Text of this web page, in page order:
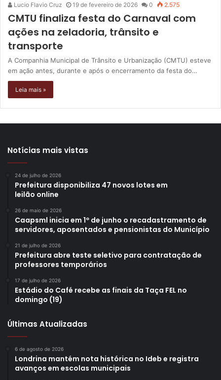
Lucio Flavio Cruz 19 de fevereiro de 2026 0 2.575
CMTU finaliza festa do Carnaval com
ações na zeladoria, trânsito e
transporte
A Companhia Municipal de Trânsito e Urbanização (CMTU) esteve
em ação antes, durante e após o encerramento da festa do…
Leia mais »
Notícias mais vistas
24 de julho de 2026
Prefeitura disponibiliza 47 novos lotes em
leilão online
26 de maio de 2026
Caapsml inicia em 1º de junho o recadastramento de
servidores, aposentados e pensionistas do Município
21 de julho de 2026
Prefeitura abre teste seletivo para contratação de
professores temporários
17 de julho de 2026
Estádio do Café recebe as finais da Taça FEL no
domingo (19)
Últimas Atualizadas
6 de agosto de 2026
Londrina mantém nota histórica no Ideb e registra
avanços em escolas municipais